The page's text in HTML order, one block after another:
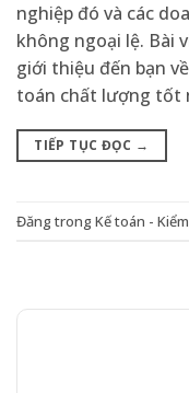
nghiệp đó và các
không ngoại lệ. Bài
giới thiệu đến bạn
toán chất lượng tốt
TIẾP TỤC ĐỌC →
Đăng trongKế toán -